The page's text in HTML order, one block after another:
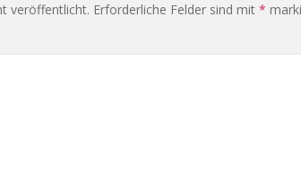
veröffentlicht. Erforderliche Felder sind mit *